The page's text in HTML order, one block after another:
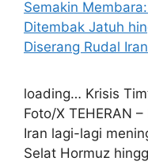
loading… Krisis
Foto/X TEHERAN
Iran lagi-lagi
Selat Hormuz